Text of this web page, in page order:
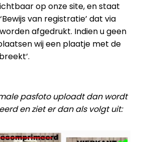
op onze site, en staat
van registratie’ dat via
worden afgedrukt. Indien u geen
wij een plaatje met de
pasfoto uploadt dan wordt
en ziet er dan als volgt uit: